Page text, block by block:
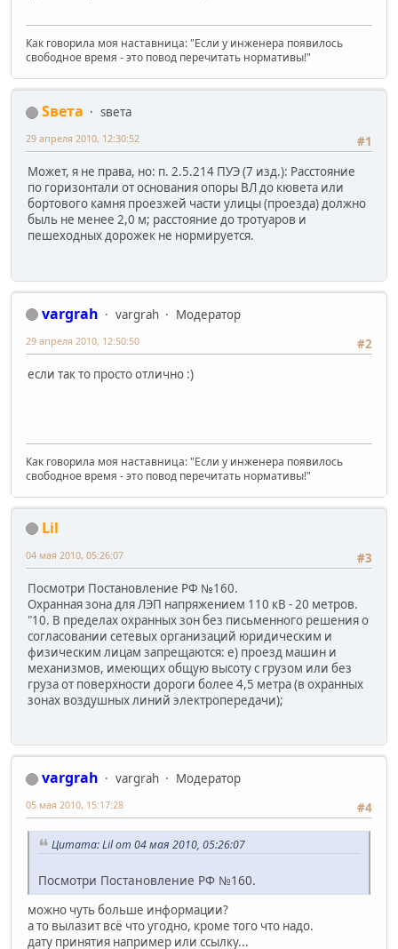
Как говорила моя наставница: "Если у инженера появилось
свободное время - это повод перечитать нормативы!"
Sвета
sвета
#1
29 апреля 2010, 12:30:52
Может, я не права, но: п. 2.5.214 ПУЭ (7 изд.): Расстояние
по горизонтали от основания опоры ВЛ до кювета или
бортового камня проезжей части улицы (проезда) должно
быль не менее 2,0 м; расстояние до тротуаров и
пешеходных дорожек не нормируется.
vargrah vargrah
Модератор
#2
29 апреля 2010, 12:50:50
если так то просто отлично :)
Как говорила моя наставница: "Если у инженера появилось
свободное время - это повод перечитать нормативы!"
Lil
#3
04 мая 2010, 05:26:07
Посмотри Постановление РФ №160.
Охранная зона для ЛЭП напряжением 110 кВ - 20 метров.
"10. В пределах охранных зон без письменного решения о
согласовании сетевых организаций юридическим и
физическим лицам запрещаются: е) проезд машин и
механизмов, имеющих общую высоту с грузом или без
груза от поверхности дороги более 4,5 метра (в охранных
зонах воздушных линий электропередачи);
vargrah vargrah
Модератор
#4
05 мая 2010, 15:17:28
Цитата: Lil от 04 мая 2010, 05:26:07
Посмотри Постановление РФ №160.
можно чуть больше информации?
а то вылазит всё что угодно, кроме того что надо.
дату принятия например или ссылку...